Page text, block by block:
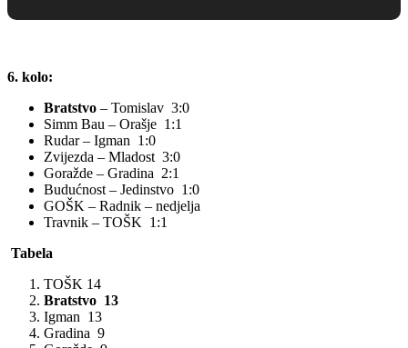
6. kolo:
Bratstvo – Tomislav 3:0
Simm Bau – Orašje 1:1
Rudar – Igman 1:0
Zvijezda – Mladost 3:0
Goražde – Gradina 2:1
Budućnost – Jedinstvo 1:0
GOŠK – Radnik – nedjelja
Travnik – TOŠK 1:1
Tabela
TOŠK 14
Bratstvo 13
Igman 13
Gradina 9